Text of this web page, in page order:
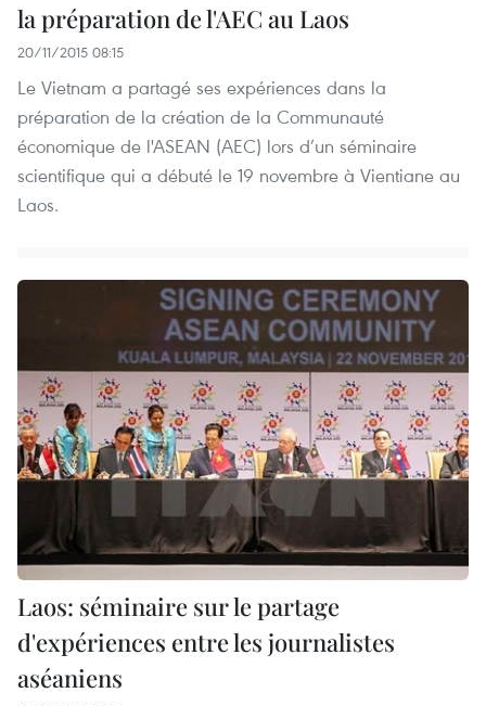
la préparation de l'AEC au Laos
20/11/2015 08:15
Le Vietnam a partagé ses expériences dans la
préparation de la création de la Communauté
économique de l'ASEAN (AEC) lors d’un séminaire
scientifique qui a débuté le 19 novembre à Vientiane au
Laos.
Laos: séminaire sur le partage
d'expériences entre les journalistes
aséaniens